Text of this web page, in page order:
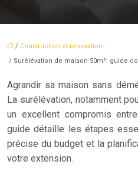
/ Construction et rénovation
/ Surélévation de maison 50m²: guide
Agrandir sa maison sans
La surélévation, notamment
un excellent compromis
guide détaille les étapes
précise du budget et la
votre extension.